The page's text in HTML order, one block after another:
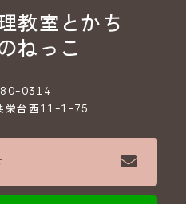
教室とかち
ねっこ
0314
栄台西11-1-75